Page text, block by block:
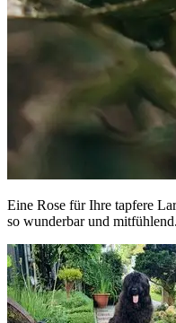
Eine Rose für Ihre tapfere
so wunderbar und